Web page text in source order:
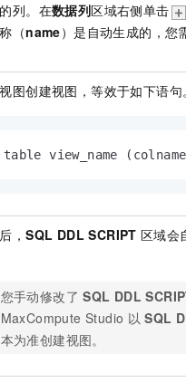
列。在数据列区域右侧单击
（name）是自动生成的，您
图创建视图，等效于如下语句。
view_name
，SQL DDL SCRIPT 区域会
手动修改了 SQL DDL
Studio 以 SQL
为准创建视图。